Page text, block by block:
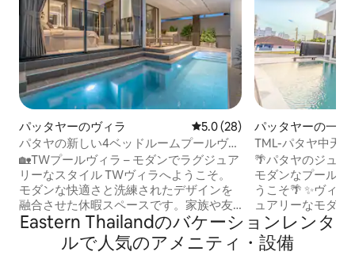
パッタヤーのヴィラ レビュー28件、5つ星中5.0つ
5.0 (28)
パタヤの新しい4ベッドルームプールヴィ
ラ／パタヤTWラグジュアリー滞在プール
ヴィラ
🏡TWプールヴィラ – モダンでラグジュア
リーなスタイル TWヴィラへようこそ。
モダンな快適さと洗練されたデザインを
融合させた休暇スペースです。家族や友
人との集まりであっても、快適で忘れら
れない滞在をお楽しみいただけます。 ✨
快適な空間 建物面積約160平方メートル
パッタヤーの一軒
TML-パタヤ中天
6ベッドルーム8
室、麻雀台、オー
活の便利さ
🌴パタヤのジュン
モダンなプール付
うこそ🌴 ✨ヴィラ全体は軽やかでラグジ
ュアリーなモダン
したオープンスペ
バカンスのリラ
快適で便利な生
Eastern Thailandのバケーションレンタ
ルで人気のアメニティ・設備